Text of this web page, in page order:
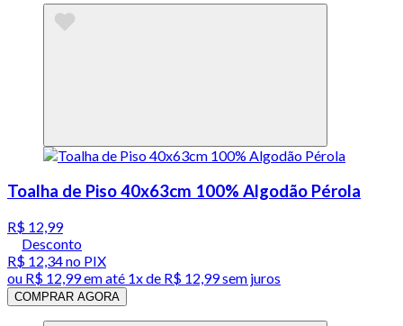
Toalha de Piso 40x63cm 100% Algodão Pérola
R$ 12,99
Desconto
R$ 12,34no PIX
ou R$ 12,99em até 1x de R$ 12,99sem juros
COMPRAR AGORA